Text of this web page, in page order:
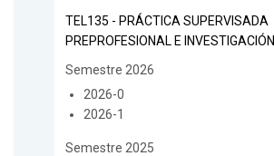
TEL135 - PRÁCTICA SUPERVISADA
PREPROFESIONAL E INVESTIGACIÓN
Semestre 2026
2026-0
2026-1
Semestre 2025